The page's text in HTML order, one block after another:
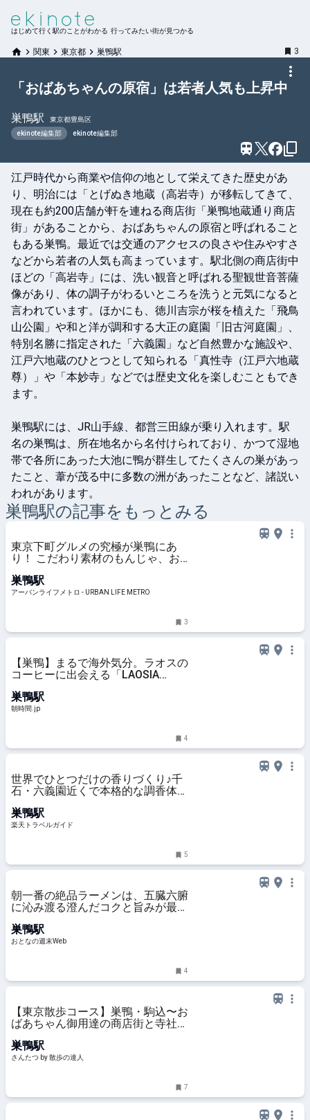
はじめて行く駅のことがわかる 行ってみたい街が見つかる
関東 東京都 巣鴨駅 3
「おばあちゃんの原宿」は若者人気も上昇中
巣鴨駅
東京都豊島区
ekinote編集部
ekinote編集部
江戸時代から商業や信仰の地として栄えてきた歴史があ
り、明治には「とげぬき地蔵（高岩寺）が移転してきて、
現在も約200店舗が軒を連ねる商店街「巣鴨地蔵通り商店
街」があることから、おばあちゃんの原宿と呼ばれること
もある巣鴨。最近では交通のアクセスの良さや住みやすさ
などから若者の人気も高まっています。駅北側の商店街中
ほどの「高岩寺」には、洗い観音と呼ばれる聖観世音菩薩
像があり、体の調子がわるいところを洗うと元気になると
言われています。ほかにも、徳川吉宗が桜を植えた「飛鳥
山公園」や和と洋が調和する大正の庭園「旧古河庭園」、
特別名勝に指定された「六義園」など自然豊かな施設や、
江戸六地蔵のひとつとして知られる「真性寺（江戸六地蔵
尊）」や「本妙寺」などでは歴史文化を楽しむこともでき
ます。
巣鴨駅には、JR山手線、都営三田線が乗り入れます。駅
名の巣鴨は、所在地名から名付けられており、かつて湿地
帯で各所にあった大池に鴨が群生してたくさんの巣があっ
たこと、葦が茂る中に多数の洲があったことなど、諸説い
われがあります。
巣鴨駅の記事をもっとみる
東京下町グルメの究極が巣鴨にあ
り！ こだわり素材のもんじゃ、お
まらない♡ | アーバンライフメトロ
- URBAN LIFE METRO
巣鴨駅
アーバンライフメトロ - URBAN LIFE METRO
3
【巣鴨】まるで海外気分。ラオスの
コーヒーに出会える「LAOSIA
巣鴨駅
朝時間.jp
4
世界でひとつだけの香りづくり♪千
石・六義園近くで本格的な調香体験
【楽天トラベル】
巣鴨駅
楽天トラベルガイド
5
朝一番の絶品ラーメンは、五臓六腑
に沁み渡る澄んだコクと旨みが最高
巣鴨駅
おとなの週末Web
4
【東京散歩コース】巣鴨・駒込〜お
ばあちゃん御用達の商店街と寺社、
達人
巣鴨駅
さんたつ by 散歩の達人
7